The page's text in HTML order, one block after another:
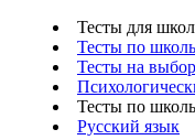
Тесты для
Тесты по
Тесты на
Тесты по
Русский язык